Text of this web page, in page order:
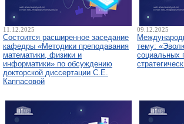
11.12.2025
Состоится расширенное заседание
кафедры «Методики преподавания
математики, физики и
информатики» по обсуждению
докторской диссертации С.Е.
Каппасовой
09.12.2025
тему:
социальных